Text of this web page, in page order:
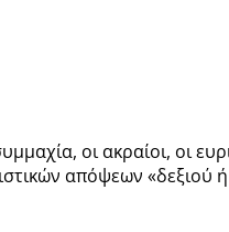
οι ακραίοι, οι
απόψεων «δεξιού